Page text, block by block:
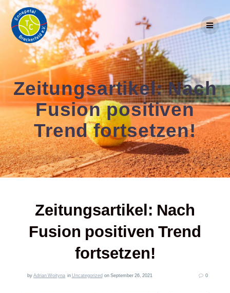
Zeitungsartikel: Nach
Fusion positiven
Trend fortsetzen!
Zeitungsartikel: Nach
Fusion positiven Trend
fortsetzen!
byAdrian Woityna inUncategorized on September 26, 2021 0